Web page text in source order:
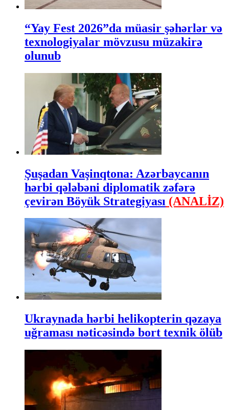
“Yay Fest 2026”da müasir şəhərlər və
texnologiyalar mövzusu müzakirə
olunub
Şuşadan Vaşinqtona: Azərbaycanın
hərbi qələbəni diplomatik zəfərə
çevirən Böyük Strategiyası (ANALİZ)
Ukraynada hərbi helikopterin qəzaya
uğraması nəticəsində bort texnik ölüb